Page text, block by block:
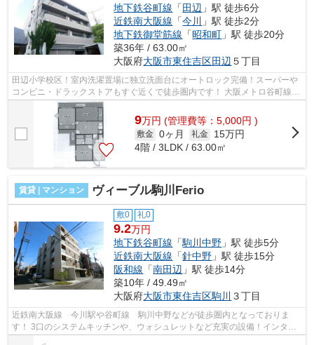
地下鉄谷町線 「 田辺 」駅 徒歩6分
近鉄南大阪線 「今川
」駅 徒歩2分
地下鉄御堂筋線 「昭和町 」駅 徒歩20分
築36年 / 63.00㎡
大阪府大阪市東住吉区田辺 ５丁目
田辺小学校区！室内洗濯置場に独立洗面台にオートロック完備！スーパーや
コンビニ・ドラックストアもすぐ近くで徒歩圏内です！ 大阪メトロ谷町線・
田辺駅も利用でき近鉄南大阪線・今...
9万円 (管理費等：5,000円 )
敷金 0ヶ月 礼金
15万円
4階 / 3LDK / 63.00㎡
賃貸 | マンション ヴィーブル駒川Ferio
敷0 礼0
9.2万円
地下鉄谷町線 「駒川中野 」駅 徒歩5分
近鉄南大阪線 「針中野 」駅 徒歩15分
阪和線 「南田辺 」駅 徒歩14分
築10年 / 49.49㎡
大阪府大阪市東住吉区駒川 ３丁目
近鉄南大阪線 今川駅や谷町線 駒川中野などが徒歩圏内となっておりま
す！ 3口のシステムキッチンや、ウォシュレットなど充実の設備！インター
ネットも無料です！ ■□■□■□■□■□■□■□■□...